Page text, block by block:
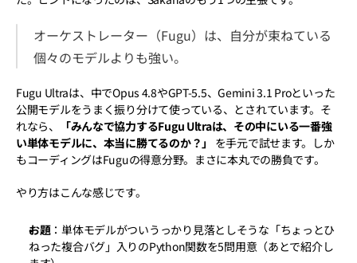
オーケストレーター（Fugu）は、自分が束ねている
個々のモデルよりも強い。
Fugu Ultraは、中でOpus 4.8やGPT-5.5、Gemini 3.1 Proといった
公開モデルをうまく振り分けて使っている、とされています。そ
れなら、
「みんなで協力するFugu Ultraは、その中にいる一番強
い単体モデルに、本当に勝てるのか？」
を手元で試せます。しか
もコーディングはFuguの得意分野。まさに本丸での勝負です。
やり方はこんな感じです。
お題：単体モデルがついうっかり見落としそうな「ちょっとひ
ねった複合バグ」入りのPython関数を5問用意（あとで紹介し